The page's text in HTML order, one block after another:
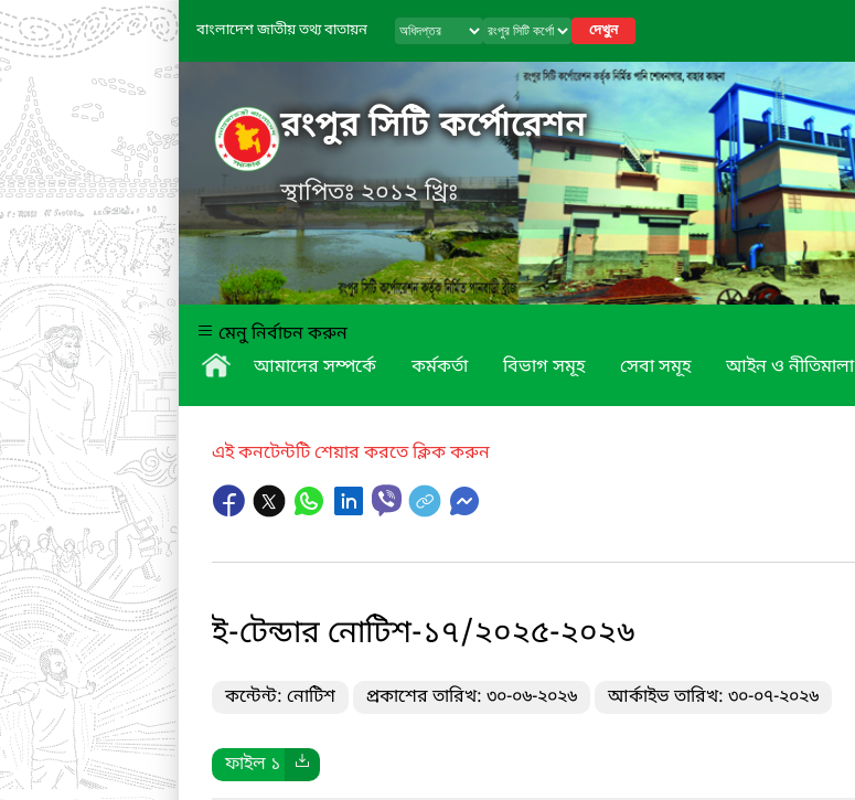
বাংলাদেশ জাতীয় তথ্য বাতায়ন দেখুন
রংপুর সিটি কর্পোরেশন
স্থাপিতঃ ২০১২ খ্রিঃ
মেনু নির্বাচন করুন
আমাদের সম্পর্কে
কর্মকর্তা বিভাগ সমূহ সেবা সমূহ আইন ও নীতিমালা
এই কনটেন্টটি শেয়ার করতে ক্লিক করুন
ই-টেন্ডার নোটিশ-১৭/২০২৫-২০২৬
কন্টেন্ট: নোটিশ প্রকাশের তারিখ: ৩০-০৬-২০২৬ আর্কাইভ তারিখ: ৩০-০৭-২০২৬
ফাইল ১